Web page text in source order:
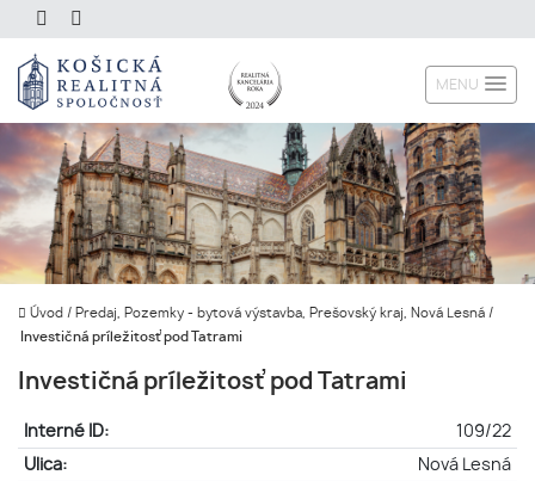
MENU
Úvod / Predaj, Pozemky - bytová výstavba, Prešovský kraj, Nová Lesná /
Investičná príležitosť pod Tatrami
Investičná príležitosť pod Tatrami
Interné ID:
109/22
Ulica:
Nová Lesná